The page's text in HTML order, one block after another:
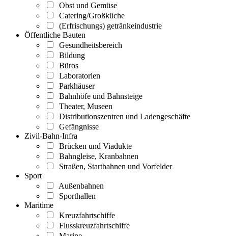
Obst und Gemüse
Catering/Großküche
(Erfrischungs) getränkeindustrie
Öffentliche Bauten
Gesundheitsbereich
Bildung
Büros
Laboratorien
Parkhäuser
Bahnhöfe und Bahnsteige
Theater, Museen
Distributionszentren und Ladengeschäfte
Gefängnisse
Zivil-Bahn-Infra
Brücken und Viadukte
Bahngleise, Kranbahnen
Straßen, Startbahnen und Vorfelder
Sport
Außenbahnen
Sporthallen
Maritime
Kreuzfahrtschiffe
Flusskreuzfahrtschiffe